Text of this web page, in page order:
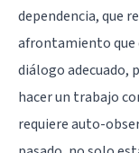
dependencia, que
afrontamiento que
diálogo adecuado,
hacer un trabajo
requiere auto-